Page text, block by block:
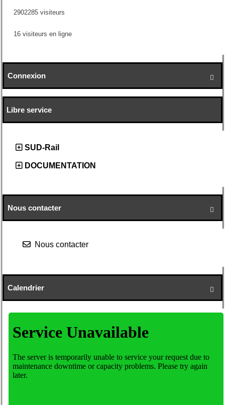
2902285 visiteurs
16 visiteurs en ligne

Connexion
Libre service
SUD-Rail
DOCUMENTATION

Nous contacter
Nous contacter

Calendrier